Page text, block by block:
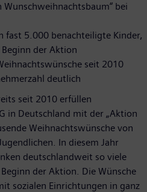
bei
fast 5.000 benachteiligte Kinder,
der Aktion
seit 2010
deutlich
seit 2010 erfüllen
in Deutschland mit der „Aktion
Weihnachtswünsche von
In diesem Jahr
deutschlandweit so viele
der Aktion. Die Wünsche
sozialen Einrichtungen in ganz